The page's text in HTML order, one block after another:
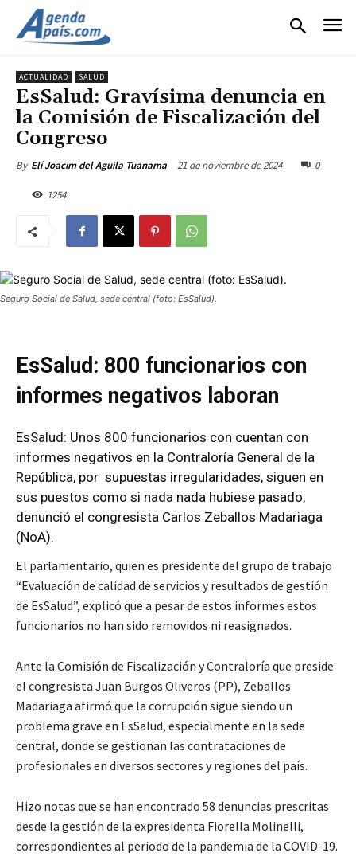
ACTUALIDAD SALUD
EsSalud: Gravísima denuncia en
la Comisión de Fiscalización del
Congreso
By Elí Joacim del Aguila Tuanama 21 de noviembre de 2024 0
1254
Seguro Social de Salud, sede central (foto: EsSalud).
EsSalud: 800 funcionarios con
informes negativos laboran
EsSalud: Unos 800 funcionarios con cuentan con
informes negativos en la Contraloría General de la
República, por supuestas irregularidades, siguen en
sus puestos como si nada nada hubiese pasado,
denunció el congresista Carlos Zeballos Madariaga
(NoA).
El parlamentario, quien es presidente del grupo de trabajo
“Evaluación de calidad de servicios y resultados de gestión
de EsSalud”, explicó que a pesar de estos informes estos
funcionarios no han sido removidos ni reasignados.
Ante la Comisión de Fiscalización y Contraloría que preside
el congresista Juan Burgos Oliveros (PP), Zeballos
Madariaga afirmó que la corrupción sigue siendo un
problema grave en EsSalud, especialmente en la sede
central, donde se gestionan las contrataciones de
profesionales en diversos sectores y regiones del país.
Hizo notas que se han encontrado 58 denuncias prescritas
desde la gestión de la expresidenta Fiorella Molinelli,
correspondientes al periodo de la pandemia de la COVID-19.